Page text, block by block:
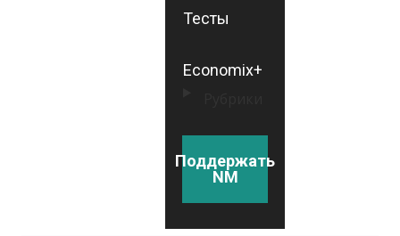
Тесты
Economix+
Поддержать
NM